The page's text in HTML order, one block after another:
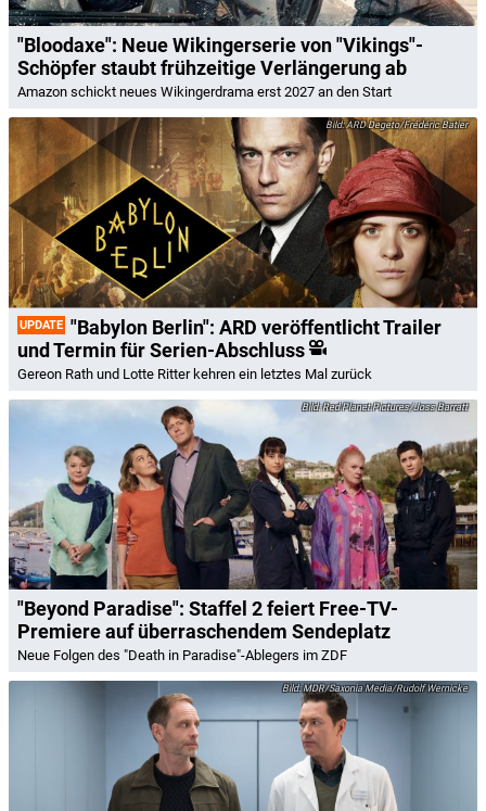
"Bloodaxe": Neue Wikingerserie von "Vikings"-
Schöpfer staubt frühzeitige Verlängerung ab
Amazon schickt neues Wikingerdrama erst 2027 an den Start
ARD Degeto/Frédéric Batier
UPDATE "Babylon Berlin": ARD veröffentlicht Trailer
und Termin für Serien-Abschluss
Gereon Rath und Lotte Ritter kehren ein letztes Mal zurück
Red Planet Pictures/Joss Barratt
"Beyond Paradise": Staffel 2 feiert Free-TV-
Premiere auf überraschendem Sendeplatz
Neue Folgen des "Death in Paradise"-Ablegers im ZDF
MDR/Saxonia Media/Rudolf Wernicke